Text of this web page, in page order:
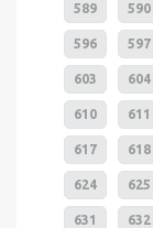
589 590
596 597
603 604
610 611
617 618
624 625
631 632